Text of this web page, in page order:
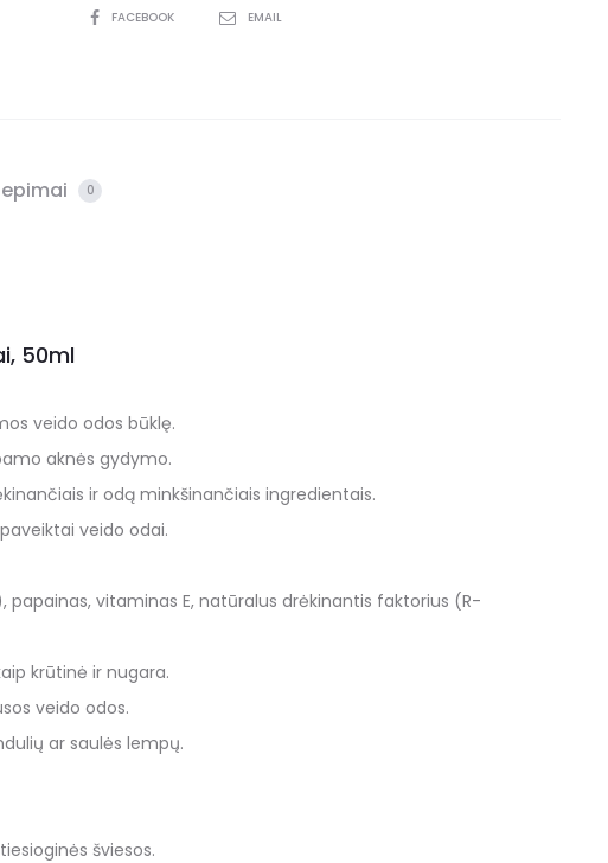
FACEBOOK EMAIL
0
50ml
veido odos būklę.
aknės gydymo.
ir odą minkšinančiais ingredientais.
veido odai.
vitaminas E, natūralus drėkinantis faktorius (R-
krūtinė ir nugara.
veido odos.
ar saulės lempų.
šviesos.